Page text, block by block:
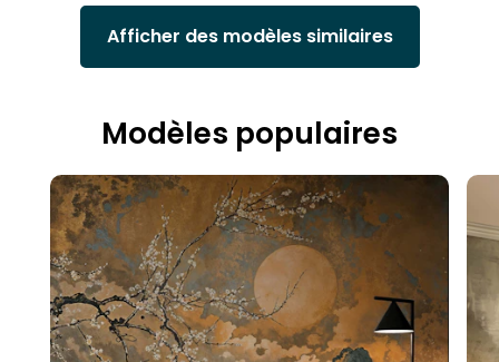
Afficher des modèles similaires
Modèles populaires